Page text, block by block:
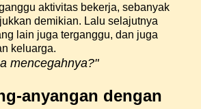
aktivitas bekerja, sebanyak
demikian. Lalu selajutnya
lain juga terganggu, dan juga
keluarga.
mencegahnya?"
anyangan dengan